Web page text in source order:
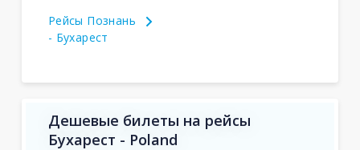
Рейсы Познань
- Бухарест
Дешевые билеты на рейсы
Бухарест - Poland